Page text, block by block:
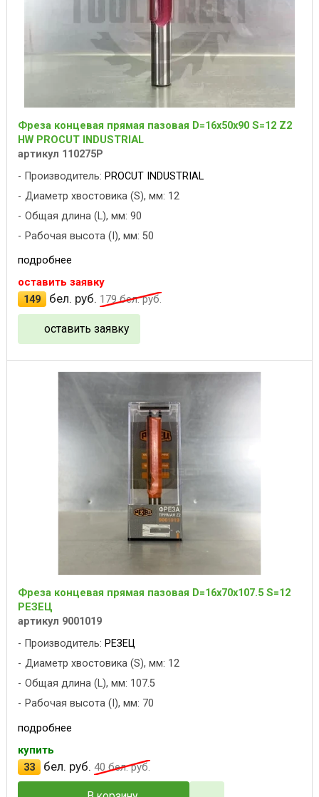
Фреза концевая прямая пазовая D=16x50x90 S=12 Z2
HW PROCUT INDUSTRIAL
артикул 110275P
Производитель: PROCUT INDUSTRIAL
Диаметр хвостовика (S), мм: 12
Общая длина (L), мм: 90
Рабочая высота (I), мм: 50
подробнее
оставить заявку
149
бел. руб. 179бел. руб.
оставить заявку
Фреза концевая прямая пазовая D=16x70x107.5 S=12
РЕЗЕЦ
артикул 9001019
Производитель: РЕЗЕЦ
Диаметр хвостовика (S), мм: 12
Общая длина (L), мм: 107.5
Рабочая высота (I), мм: 70
подробнее
купить
33
бел. руб. 40 бел. руб.